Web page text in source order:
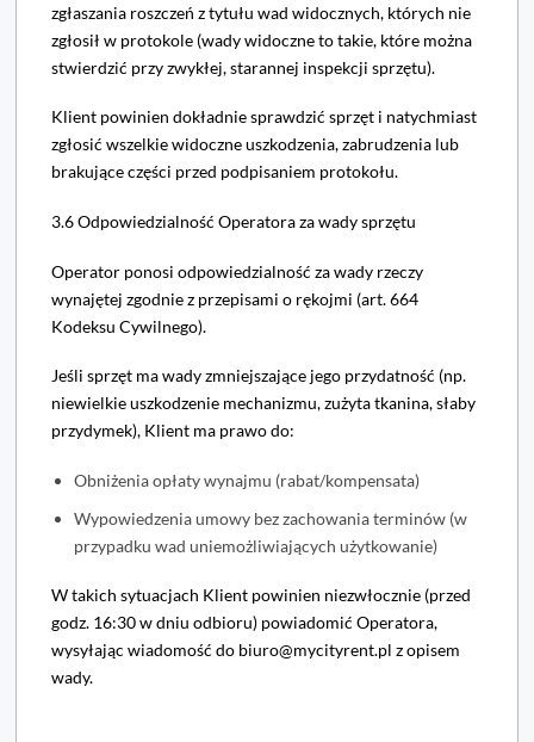
zgłaszania roszczeń z tytułu wad widocznych, których nie
zgłosił w protokole (wady widoczne to takie, które można
stwierdzić przy zwykłej, starannej inspekcji sprzętu).
Klient powinien dokładnie sprawdzić sprzęt i natychmiast
zgłosić wszelkie widoczne uszkodzenia, zabrudzenia lub
brakujące części przed podpisaniem protokołu.
3.6 Odpowiedzialność Operatora za wady sprzętu
Operator ponosi odpowiedzialność za wady rzeczy
wynajętej zgodnie z przepisami o rękojmi (art. 664
Kodeksu Cywilnego).
Jeśli sprzęt ma wady zmniejszające jego przydatność (np.
niewielkie uszkodzenie mechanizmu, zużyta tkanina, słaby
przydymek), Klient ma prawo do:
Obniżenia opłaty wynajmu (rabat/kompensata)
Wypowiedzenia umowy bez zachowania terminów (w
przypadku wad uniemożliwiających użytkowanie)
W takich sytuacjach Klient powinien niezwłocznie (przed
godz. 16:30 w dniu odbioru) powiadomić Operatora,
wysyłając wiadomość do biuro@mycityrent.pl z opisem
wady.